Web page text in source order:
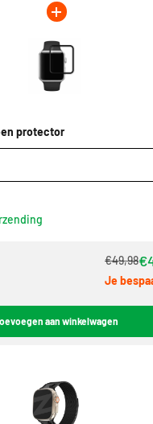
protector
€49,98
Je
aan winkelwagen